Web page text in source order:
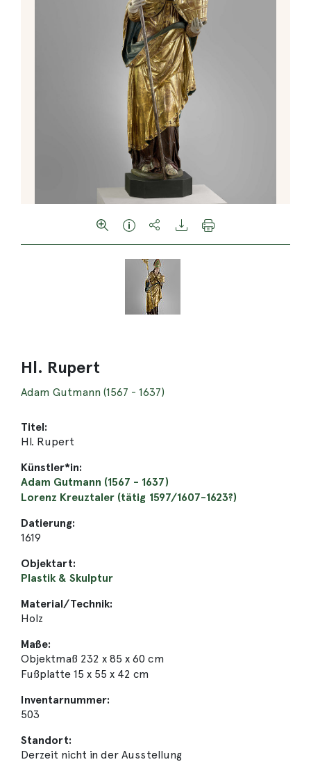
Hl. Rupert
Adam Gutmann (1567 - 1637)
Titel:
Hl. Rupert
Künstler*in:
Adam Gutmann (1567 - 1637)
Lorenz Kreuztaler (tätig 1597/1607-1623?)
Datierung:
1619
Objektart:
Plastik & Skulptur
Material/Technik:
Holz
Maße:
Objektmaß 232 x 85 x 60 cm
Fußplatte 15 x 55 x 42 cm
Inventarnummer:
503
Standort:
Derzeit nicht in der Ausstellung